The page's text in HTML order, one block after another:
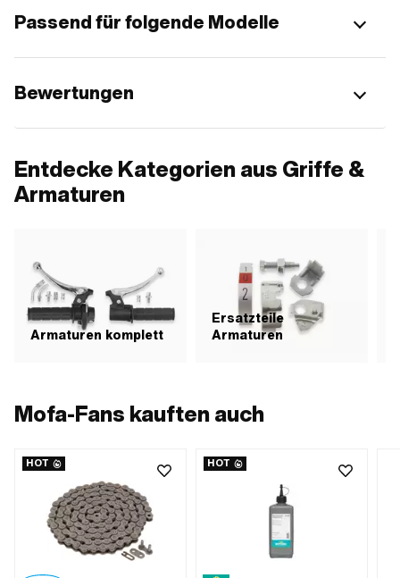
Passend für folgende Modelle
Bewertungen
Entdecke Kategorien aus Griffe &
Armaturen
Armaturen komplett
Ersatzteile
Armaturen
Mofa-Fans kauften auch
HOT HOT